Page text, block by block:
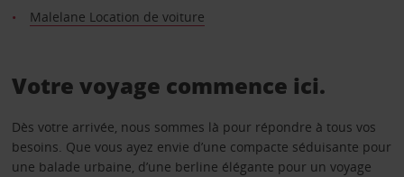
Malelane Location de voiture
Votre voyage commence ici.
Dès votre arrivée, nous sommes là pour répondre à tous vos
besoins. Que vous ayez envie d’une compacte séduisante pour
une balade urbaine, d’une berline élégante pour un voyage